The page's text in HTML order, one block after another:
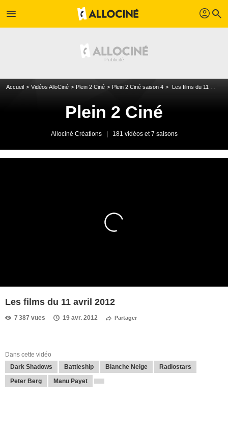
menu profil search
Accueil Vidéos AlloCiné Plein 2 Ciné Plein 2 Ciné saison 4 Les films du 11 avril 2012
Plein 2 Ciné
Allociné Créations 181 vidéos et 7 saisons
Les films du 11 avril 2012
7 387 vues 19 avr. 2012 Partager
Dans cette vidéo
Dark Shadows
Battleship Blanche Neige Radiostars
Peter Berg Manu Payet